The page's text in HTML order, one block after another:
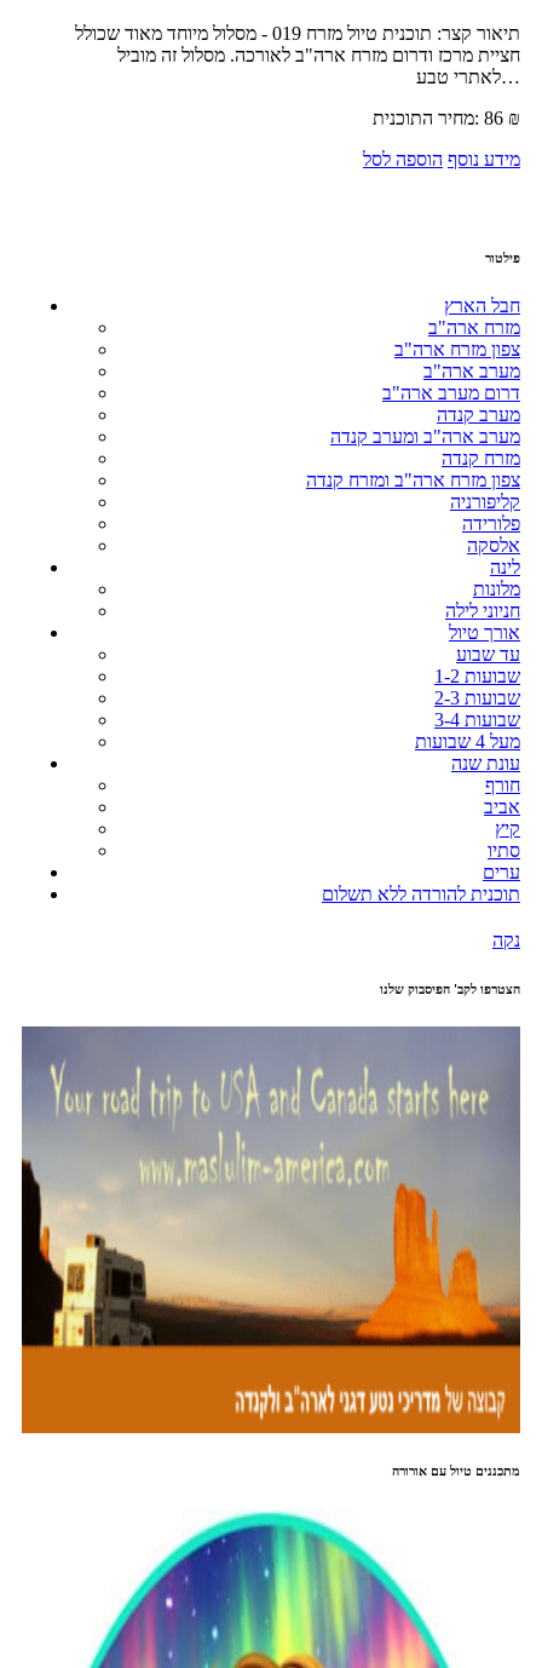
תיאור קצר:
תוכנית טיול מזרח 019 - מסלול מיוחד מאוד שכולל
חציית מרכז ודרום מזרח ארה"ב לאורכה. מסלול זה מוביל
לאתרי טבע…
מחיר התוכנית: 86 ₪
מידע נוסף הוספה לסל
פילטור
חבל הארץ
מזרח ארה"ב
צפון מזרח ארה"ב
מערב ארה"ב
דרום מערב ארה"ב
מערב קנדה
מערב ארה"ב ומערב קנדה
מזרח קנדה
צפון מזרח ארה"ב ומזרח קנדה
קליפורניה
פלורידה
אלסקה
לינה
מלונות
חניוני לילה
אורך טיול
עד שבוע
1-2 שבועות
2-3 שבועות
3-4 שבועות
מעל 4 שבועות
עונת שנה
חורף
אביב
קיץ
סתיו
ערים
תוכנית להורדה ללא תשלום
נקה
הצטרפו לקב' הפיסבוק שלנו
מתכננים טיול עם אורורה